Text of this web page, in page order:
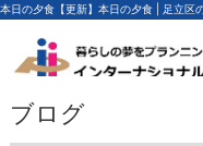
本日の夕食【更新】本日の夕食 | 足立区
ブログ